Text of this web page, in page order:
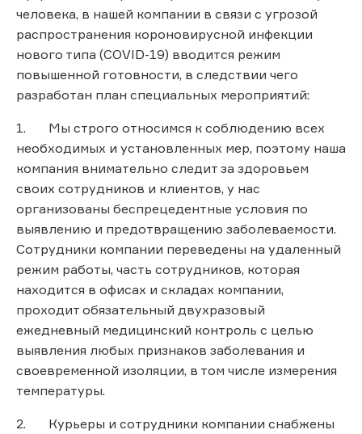
человека, в нашей компании в связи с угрозой
распространения короновирусной инфекции
нового типа (COVID-19) вводится режим
повышенной готовности, в следствии чего
разработан план специальных мероприятий:
1. Мы строго относимся к соблюдению всех
необходимых и установленных мер, поэтому наша
компания внимательно следит за здоровьем
своих сотрудников и клиентов, у нас
организованы беспрецедентные условия по
выявлению и предотвращению заболеваемости.
Сотрудники компании переведены на удаленный
режим работы, часть сотрудников, которая
находится в офисах и складах компании,
проходит обязательный двухразовый
ежедневный медицинский контроль с целью
выявления любых признаков заболевания и
своевременной изоляции, в том числе измерения
температуры.
2. Курьеры и сотрудники компании снабжены